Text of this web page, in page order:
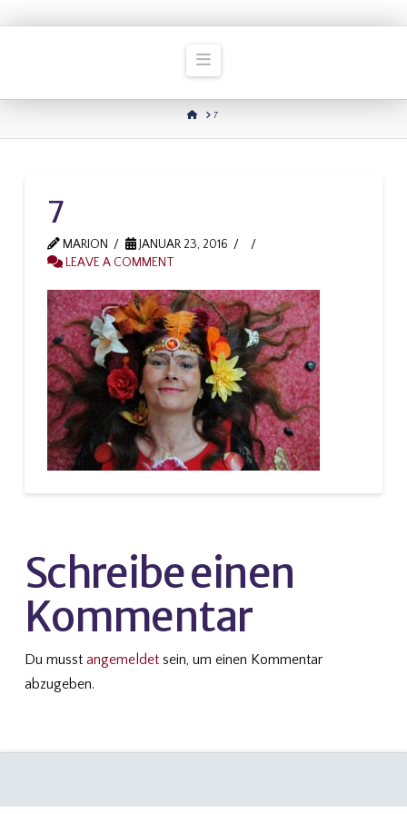
Navigation
HOME
7
7
MARION
JANUAR 23, 2016
LEAVE A COMMENT
Schreibe einen
Kommentar
Du musst angemeldetsein, um einen Kommentar
abzugeben.